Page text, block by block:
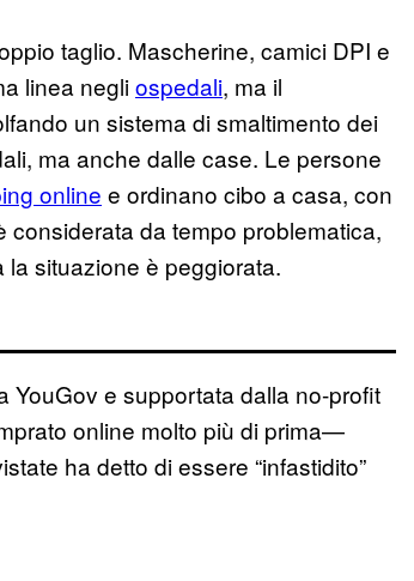
taglio. Mascherine, camici DPI e
linea negliospedali, ma il
un sistema di smaltimento dei
ma anche dalle case. Le persone
online e ordinano cibo a casa, con
considerata da tempo problematica,
la situazione è peggiorata.
YouGov e supportata dalla no-profit
online molto più di prima—
ha detto di essere “infastidito”